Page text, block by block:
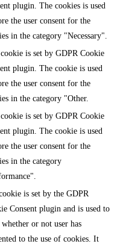
plugin. The cookies is used
the user consent for the
in the category "Necessary".
is set by GDPR Cookie
plugin. The cookie is used
the user consent for the
in the category "Other.
is set by GDPR Cookie
plugin. The cookie is used
the user consent for the
in the category
is set by the GDPR
Consent plugin and is used to
whether or not user has
to the use of cookies. It